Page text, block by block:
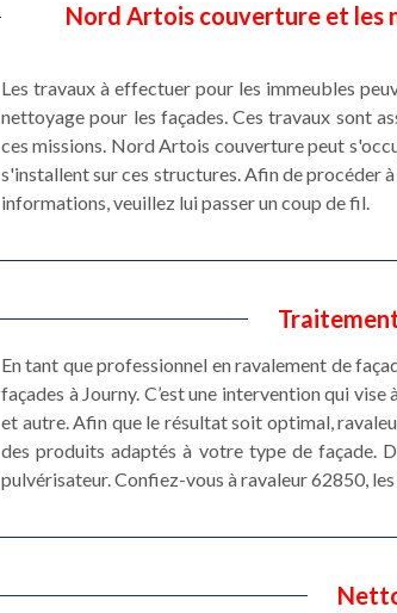
Nord Artois couverture et les
Les travaux à effectuer pour les immeubles
nettoyage pour les façades. Ces travaux sont
ces missions. Nord Artois couverture peut
s'installent sur ces structures. Afin de procéder
informations, veuillez lui passer un coup de fil.
En tant que professionnel en ravalement de
façades à Journy. C’est une intervention qui
et autre. Afin que le résultat soit optimal,
des produits adaptés à votre type de façade.
pulvérisateur. Confiez-vous à ravaleur 62850,